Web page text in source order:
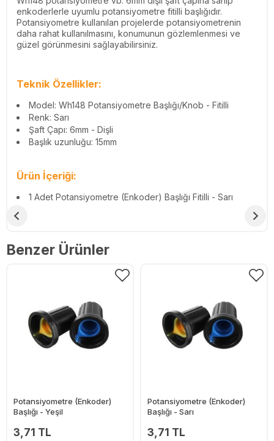
enkoderlerle uyumlu potansiyometre fitilli başlığıdır.
Potansiyometre kullanılan projelerde potansiyometrenin
daha rahat kullanılmasını, konumunun gözlemlenmesi ve
güzel görünmesini sağlayabilirsiniz.
Teknik Özellikler:
Model: Wh148 Potansiyometre Başlığı/Knob - Fitilli
Renk: Sarı
Şaft Çapı: 6mm - Dişli
Başlık uzunluğu: 15mm
Ürün İçeriği:
1 Adet Potansiyometre (Enkoder) Başlığı Fitilli - Sarı
Benzer Ürünler
Potansiyometre (Enkoder)
Başlığı - Yeşil
3,71 TL
Potansiyometre (Enkoder)
Başlığı - Sarı
3,71 TL